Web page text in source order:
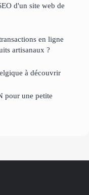
d'un site web de
en ligne
artisanaux ?
à découvrir
pour une petite